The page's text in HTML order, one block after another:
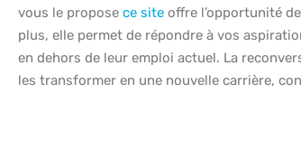
vous le propose ce site offre l’opportunité
plus, elle permet de répondre à vos
en dehors de leur emploi actuel. La
les transformer en une nouvelle carrière,